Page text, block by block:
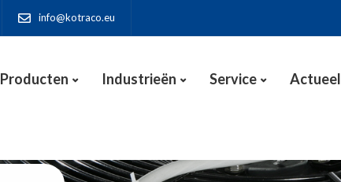
info@kotraco.eu
Producten Industrieën Service Actueel